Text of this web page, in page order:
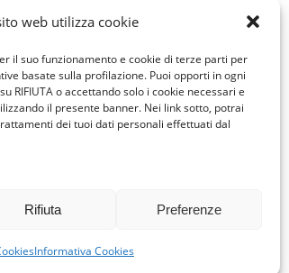
web utilizza cookie
il suo funzionamento e cookie di terze parti per
basate sulla profilazione. Puoi opporti in ogni
RIFIUTA o accettando solo i cookie necessari e
il presente banner. Nei link sotto, potrai
dei tuoi dati personali effettuati dal
Rifiuta Preferenze
Informativa Cookies